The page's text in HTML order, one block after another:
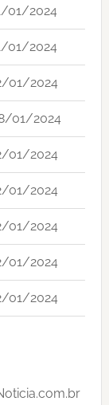
01/2024
01/2024
01/2024
01/2024
01/2024
01/2024
01/2024
01/2024
01/2024